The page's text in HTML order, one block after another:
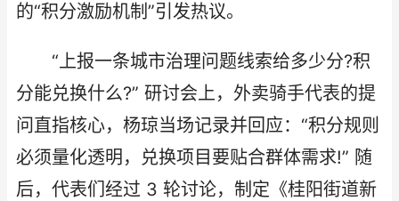
的“积分激励机制”引发热议。​
“上报一条城市治理问题线索给多少分?积
分能兑换什么?” 研讨会上，外卖骑手代表的提
问直指核心，杨琼当场记录并回应：“积分规则
必须量化透明，兑换项目要贴合群体需求!” 随
后，代表们经过 3 轮讨论，制定《桂阳街道新